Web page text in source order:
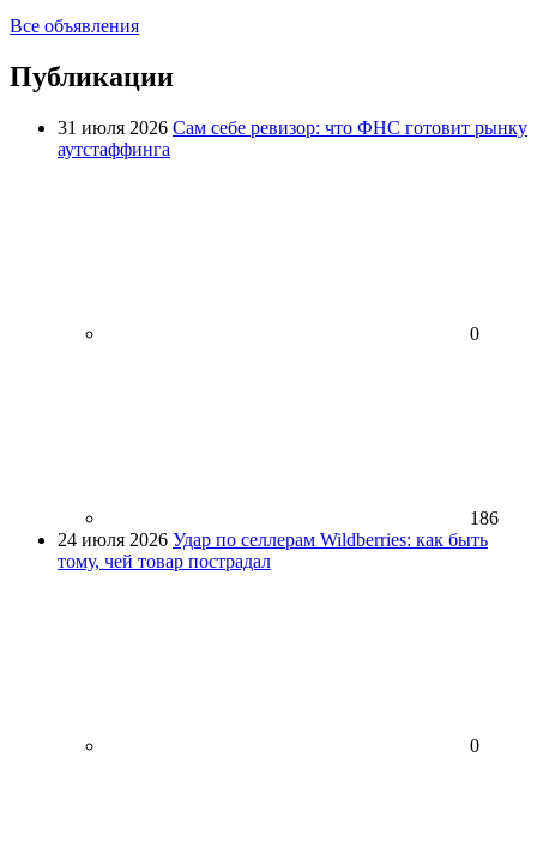
Все объявления
Публикации
31 июля 2026 Сам себе ревизор: что ФНС готовит рынку
аутстаффинга
0
186
24 июля 2026 Удар по селлерам Wildberries: как быть
тому, чей товар пострадал
0